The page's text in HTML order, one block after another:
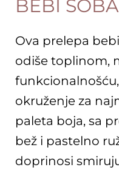
BEBI
Ova prelepa
odiše toplinom,
okruženje za
paleta boja, sa
bež i pastelno
doprinosi